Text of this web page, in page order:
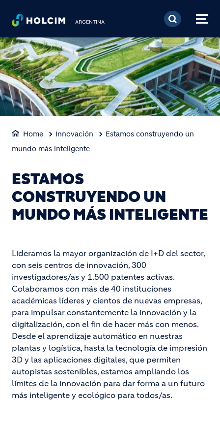
Pasar al contenido
ARGENTINA
Home Innovación
Estamos construyendo un
mundo más inteligente
ESTAMOS
CONSTRUYENDO UN
MUNDO MÁS INTELIGENTE
Lideramos la mayor organización de I+D del sector,
con seis centros de innovación, 300
investigadores/as y 1.500 patentes activas.
Colaboramos con más de 40 instituciones
académicas líderes y cientos de nuevas empresas,
para impulsar constantemente la innovación y la
digitalización, con el fin de hacer más con menos.
Desde el aprendizaje automático en nuestras
plantas y logística, hasta la tecnología de impresión
3D y las aplicaciones digitales, que permiten
autopistas sostenibles, estamos ampliando los
límites de la innovación para dar forma a un futuro
más inteligente y ecológico para todos/as.